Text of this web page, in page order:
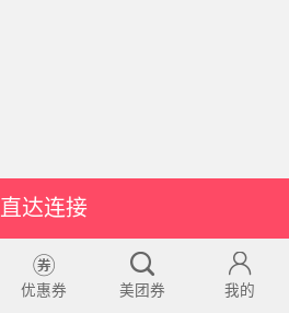
直达连接
优惠券 美团券 我的